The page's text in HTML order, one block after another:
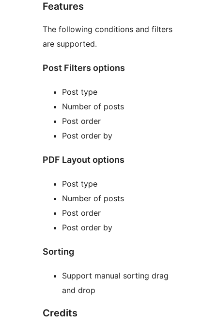
Features
The following conditions and filters
are supported.
Post Filters options
Post type
Number of posts
Post order
Post order by
PDF Layout options
Post type
Number of posts
Post order
Post order by
Sorting
Support manual sorting drag
and drop
Credits